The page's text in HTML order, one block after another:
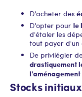
D'acheter des
D'opter pour le
d'étaler les
tout payer d'un
De privilégier
drastiquement
l'aménagement
Stocks